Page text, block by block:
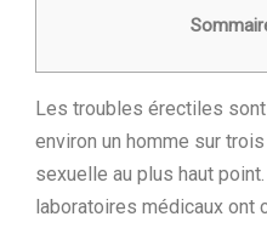
Les troubles érectiles
environ un homme sur
sexuelle au plus haut
laboratoires médicaux ont